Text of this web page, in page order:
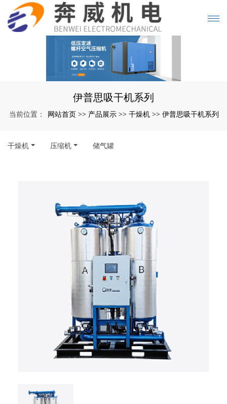
伊普思吸干机系列
当前位置： 网站首页 >> 产品展示 >> 干燥机 >> 伊普思吸干机系列
干燥机 压缩机 储气罐